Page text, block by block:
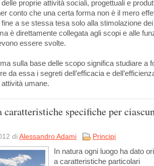
proprie attività sociali, progettuali e
conto che una certa forma non è il mero
a se stessa tesa solo alla stimolazione dei
è direttamente collegata agli scopi e alle
essere svolte.
sulla base delle scopo significa studiare a
da essa i segreti dell’efficacia e
umane.
caratteristiche specifiche per
di Alessandro Adami Principi
In natura ogni luogo ha dato
a caratteristiche particolari